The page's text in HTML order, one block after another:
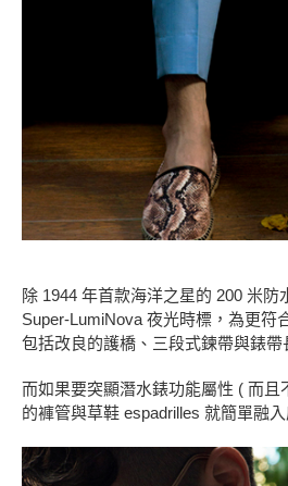
除 1944 年首款海洋之星的 200 米防
Super-LumiNova 夜光時標，為更符
包括改良的護橋、三段式鍊帶與錶帶
而如果要突顯潛水錶功能屬性 ( 而且
的褲管與草鞋 espadrilles 就簡單融入